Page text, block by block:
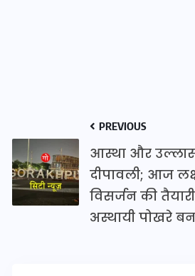
PREVIOUS
आस्था और
दीपावली; आज
विसर्जन की
अस्थायी पोखरे